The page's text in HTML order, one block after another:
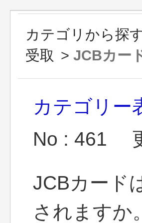
カテゴリから探
受取 > JCBカー
カテゴリー
No : 461
JCBカード
されますか。